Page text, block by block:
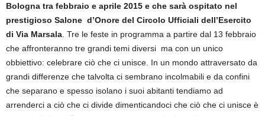
Bologna tra febbraio e aprile 2015 e che sarà ospitato nel
prestigioso Salone d’Onore del Circolo Ufficiali dell’Esercito
di Via Marsala . Tre le feste in programma a partire dal 13 febbraio
che affronteranno tre grandi temi diversi ma con un unico
obbiettivo: celebrare ciò che ci unisce. In un mondo attraversato da
grandi differenze che talvolta ci sembrano incolmabili e da confini
che separano e spesso isolano i suoi abitanti tendiamo ad
arrenderci a ciò che ci divide dimenticandoci che ciò che ci unisce è